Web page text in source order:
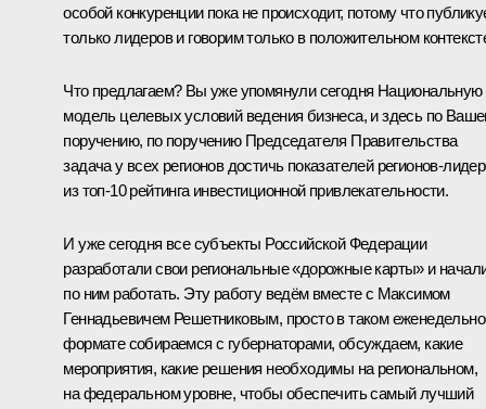
особой конкуренции пока не происходит, потому что
только лидеров и говорим только в положительном
Что предлагаем? Вы уже упомянули сегодня Национальную
модель целевых условий ведения бизнеса, и здесь по
поручению, по поручению Председателя Правительства
задача у всех регионов достичь показателей регионов-
из топ-10 рейтинга инвестиционной привлекательности.
И уже сегодня все субъекты Российской Федерации
разработали свои региональные «дорожные карты» и
по ним работать. Эту работу ведём вместе с Максимом
Геннадьевичем Решетниковым, просто в таком
формате собираемся с губернаторами, обсуждаем, какие
мероприятия, какие решения необходимы на региональном,
на федеральном уровне, чтобы обеспечить самый лучший